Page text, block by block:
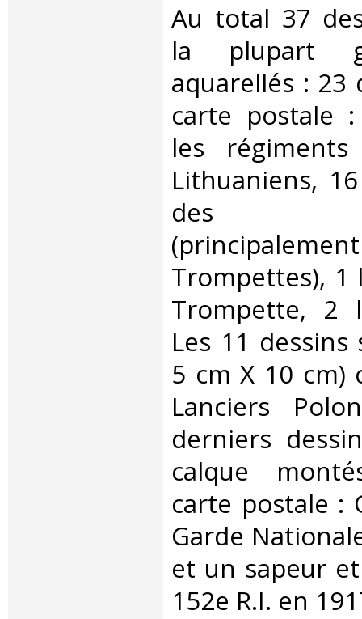
‎Au total 37
la plupart
aquarellés : 23
carte postale
les
Lithuaniens,
des
Trompettes),
Trompette, 2
Les 11 dessins
5 cm X 10 cm)
Lanciers
derniers
calque
carte postale :
Garde
et un sapeur
152e R.I. en